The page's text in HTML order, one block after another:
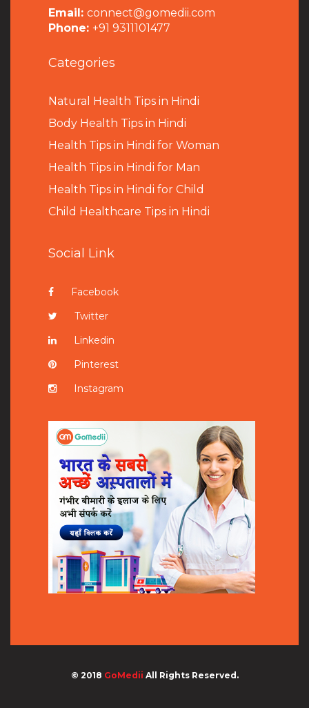
Email: connect@gomedii.com
Phone: +91 9311101477
Categories
Natural Health Tips in Hindi
Body Health Tips in Hindi
Health Tips in Hindi for Woman
Health Tips in Hindi for Man
Health Tips in Hindi for Child
Child Healthcare Tips in Hindi
Social Link
Facebook
Twitter
Linkedin
Pinterest
Instagram
© 2018 GoMedii All Rights Reserved.